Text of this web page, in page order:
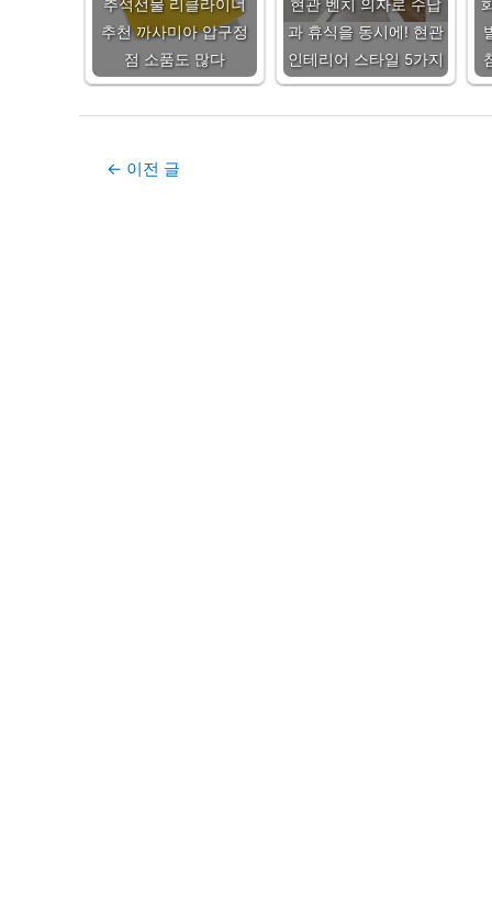
추석선물 리클라이너
추천 까사미아 압구정
점 소품도 많다
현관 벤치 의자로 수납
과 휴식을 동시에! 현관
인테리어 스타일 5가지
Post← 이전 글